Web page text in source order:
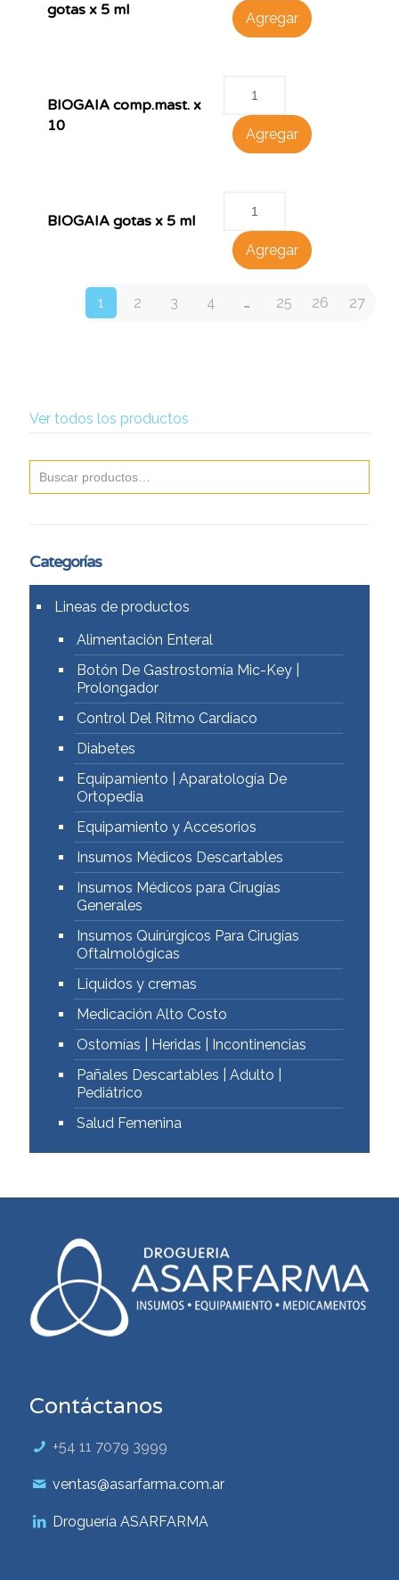
gotas x 5 ml
Agregar
BIOGAIA comp.mast. x
10
Agregar
BIOGAIA gotas x 5 ml
Agregar
1 2 3 4 … 25 26 27
Ver todos los productos
Categorías
Lineas de productos
Alimentación Enteral
Botón De Gastrostomía Mic-Key |
Prolongador
Control Del Ritmo Cardíaco
Diabetes
Equipamiento | Aparatología De
Ortopedia
Equipamiento y Accesorios
Insumos Médicos Descartables
Insumos Médicos para Cirugías
Generales
Insumos Quirúrgicos Para Cirugías
Oftalmológicas
Liquidos y cremas
Medicación Alto Costo
Ostomías | Heridas | Incontinencias
Pañales Descartables | Adulto |
Pediátrico
Salud Femenina
Contáctanos
+54 11 7079 3999
ventas@asarfarma.com.ar
Droguería ASARFARMA